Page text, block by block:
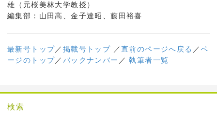
雄（元桜美林大学教授）
編集部：山田高、金子達昭、藤田裕喜
最新号トップ／ 掲載号トップ ／直前のページへ戻る ／ペ
ージのトップ／ バックナンバー ／執筆者一覧
検索